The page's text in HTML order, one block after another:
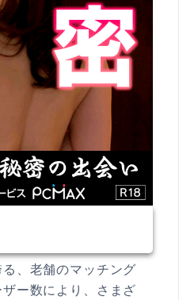
、老舗のマッチング
ー数により、さまざ